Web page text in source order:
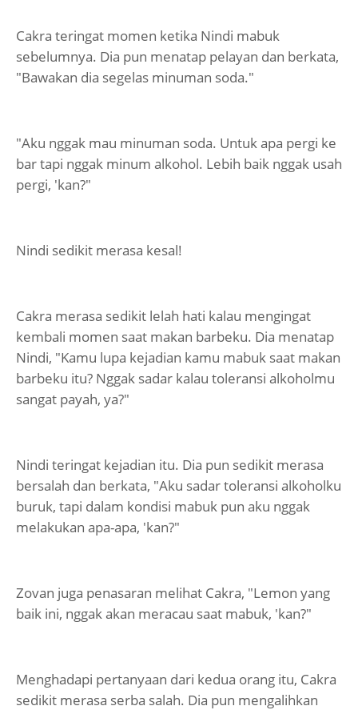
Cakra teringat momen ketika Nindi mabuk
sebelumnya. Dia pun menatap pelayan dan berkata,
"Bawakan dia segelas minuman soda."
"Aku nggak mau minuman soda. Untuk apa pergi ke
bar tapi nggak minum alkohol. Lebih baik nggak usah
pergi, 'kan?"
Nindi sedikit merasa kesal!
Cakra merasa sedikit lelah hati kalau mengingat
kembali momen saat makan barbeku. Dia menatap
Nindi, "Kamu lupa kejadian kamu mabuk saat makan
barbeku itu? Nggak sadar kalau toleransi alkoholmu
sangat payah, ya?"
Nindi teringat kejadian itu. Dia pun sedikit merasa
bersalah dan berkata, "Aku sadar toleransi alkoholku
buruk, tapi dalam kondisi mabuk pun aku nggak
melakukan apa-apa, 'kan?"
Zovan juga penasaran melihat Cakra, "Lemon yang
baik ini, nggak akan meracau saat mabuk, 'kan?"
Menghadapi pertanyaan dari kedua orang itu, Cakra
sedikit merasa serba salah. Dia pun mengalihkan